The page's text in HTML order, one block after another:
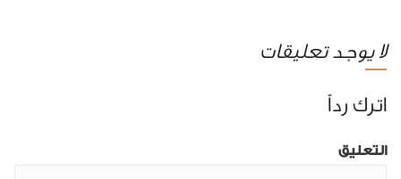
لا يوجد تعليقات
اترك رداً
التعليق